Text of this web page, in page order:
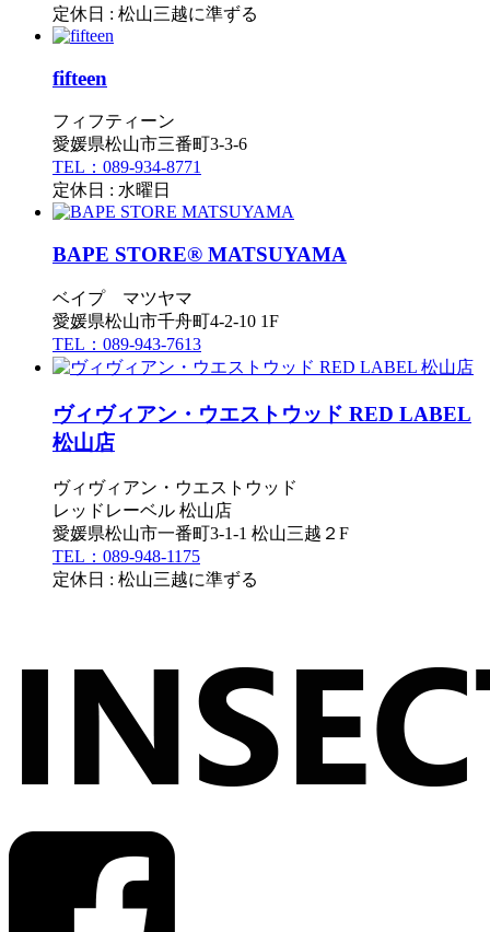
定休日 : 松山三越に準ずる
fifteen
フィフティーン
愛媛県松山市三番町3-3-6
TEL：089-934-8771
定休日 : 水曜日
BAPE STORE® MATSUYAMA
ベイプ マツヤマ
愛媛県松山市千舟町4-2-10 1F
TEL：089-943-7613
ヴィヴィアン・ウエストウッド RED LABEL
松山店
ヴィヴィアン・ウエストウッド
レッドレーベル 松山店
愛媛県松山市一番町3-1-1 松山三越２F
TEL：089-948-1175
定休日 : 松山三越に準ずる